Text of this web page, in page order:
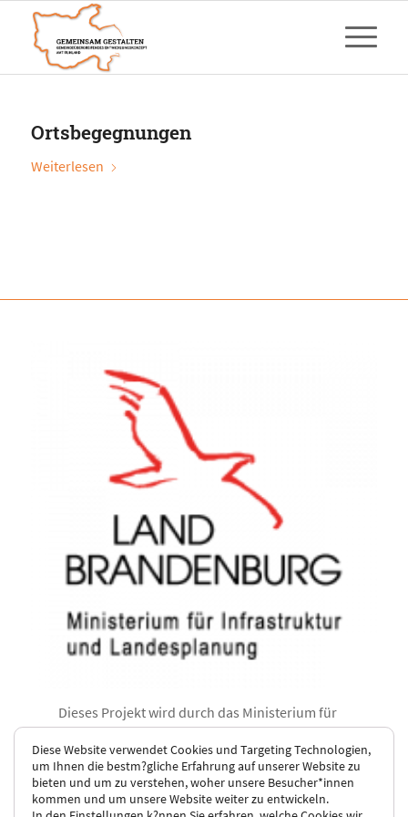
Ortsbegegnungen
Weiterlesen
Dieses Projekt wird durch das Ministerium für
Landes Brandenburg gefördert.
Diese Website verwendet Cookies und Targeting Technologien,
um Ihnen die bestm?gliche Erfahrung auf unserer Website zu
bieten und um zu verstehen, woher unsere Besucher*innen
kommen und um unsere Website weiter zu entwickeln.